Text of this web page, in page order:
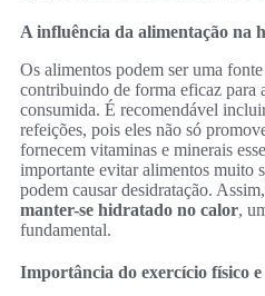
A influência da alimentação na
Os alimentos podem ser uma
contribuindo de forma eficaz para
consumida. É recomendável
refeições, pois eles não só
fornecem vitaminas e minerais
importante evitar alimentos muito
podem causar desidratação.
manter-se hidratado no calor,
fundamental.
Importância do exercício físico